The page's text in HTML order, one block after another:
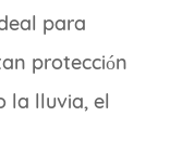
para
protección
la lluvia, el